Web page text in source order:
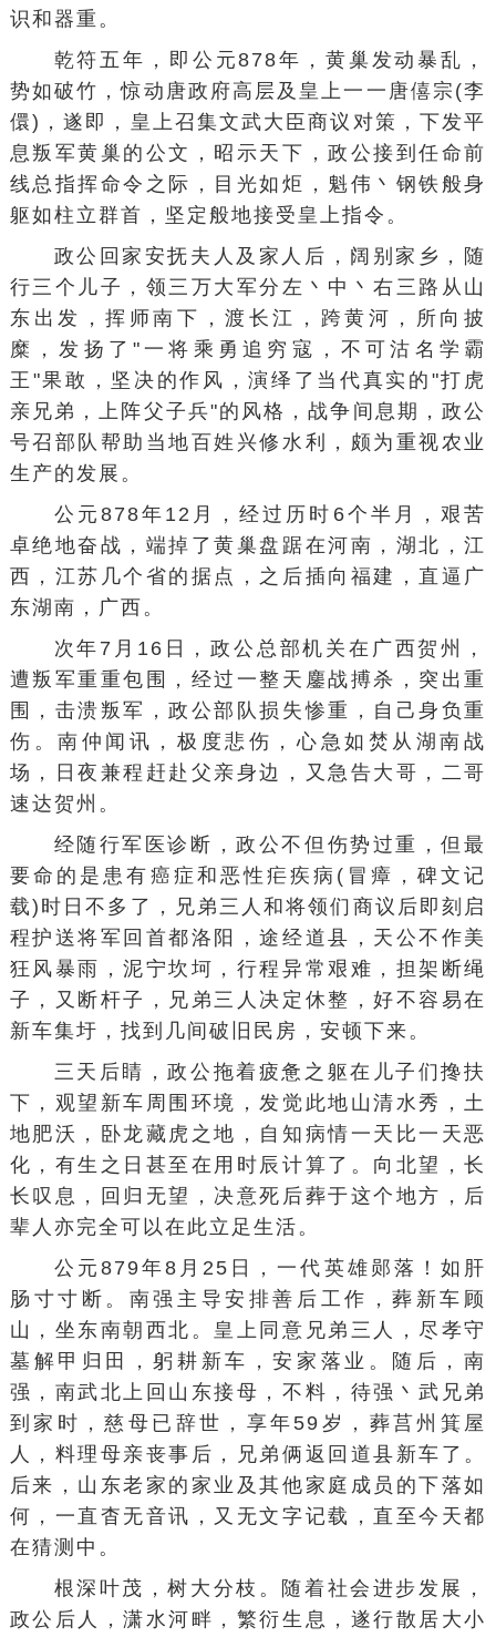
识和器重。
乾符五年，即公元878年，黄巢发动暴乱，
势如破竹，惊动唐政府高层及皇上一一唐僖宗(李
儇)，遂即，皇上召集文武大臣商议对策，下发平
息叛军黄巢的公文，昭示天下，政公接到任命前
线总指挥命令之际，目光如炬，魁伟丶钢铁般身
躯如柱立群首，坚定般地接受皇上指令。
政公回家安抚夫人及家人后，阔别家乡，随
行三个儿子，领三万大军分左丶中丶右三路从山
东出发，挥师南下，渡长江，跨黄河，所向披
糜，发扬了"一将乘勇追穷寇，不可沽名学霸
王"果敢，坚决的作风，演绎了当代真实的"打虎
亲兄弟，上阵父子兵"的风格，战争间息期，政公
号召部队帮助当地百姓兴修水利，颇为重视农业
生产的发展。
公元878年12月，经过历时6个半月，艰苦
卓绝地奋战，端掉了黄巢盘踞在河南，湖北，江
西，江苏几个省的据点，之后插向福建，直逼广
东湖南，广西。
次年7月16日，政公总部机关在广西贺州，
遭叛军重重包围，经过一整天鏖战搏杀，突出重
围，击溃叛军，政公部队损失惨重，自己身负重
伤。南仲闻讯，极度悲伤，心急如焚从湖南战
场，日夜兼程赶赴父亲身边，又急告大哥，二哥
速达贺州。
经随行军医诊断，政公不但伤势过重，但最
要命的是患有癌症和恶性疟疾病(冒瘴，碑文记
载)时日不多了，兄弟三人和将领们商议后即刻启
程护送将军回首都洛阳，途经道县，天公不作美
狂风暴雨，泥宁坎坷，行程异常艰难，担架断绳
子，又断杆子，兄弟三人决定休整，好不容易在
新车集圩，找到几间破旧民房，安顿下来。
三天后睛，政公拖着疲惫之躯在儿子们搀扶
下，观望新车周围环境，发觉此地山清水秀，土
地肥沃，卧龙藏虎之地，自知病情一天比一天恶
化，有生之日甚至在用时辰计算了。向北望，长
长叹息，回归无望，决意死后葬于这个地方，后
辈人亦完全可以在此立足生活。
公元879年8月25日，一代英雄郧落！如肝
肠寸寸断。南强主导安排善后工作，葬新车顾
山，坐东南朝西北。皇上同意兄弟三人，尽孝守
墓解甲归田，躬耕新车，安家落业。随后，南
强，南武北上回山东接母，不料，待强丶武兄弟
到家时，慈母已辞世，享年59岁，葬莒州箕屋
人，料理母亲丧事后，兄弟俩返回道县新车了。
后来，山东老家的家业及其他家庭成员的下落如
何，一直杳无音讯，又无文字记载，直至今天都
在猜测中。
根深叶茂，树大分枝。随着社会进步发展，
政公后人，潇水河畔，繁衍生息，遂行散居大小